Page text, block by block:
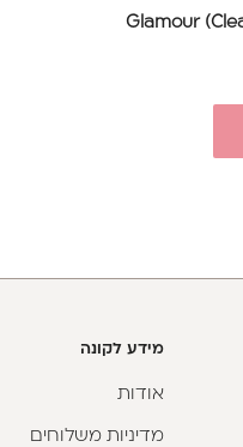
מידע לקונה
אודות
מדיניות משלוחים